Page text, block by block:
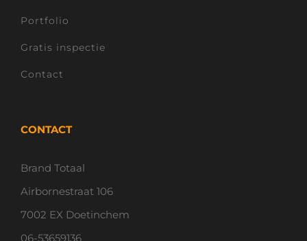
Portfolio
Gratis inspectie
Contact
CONTACT
Brand Totaal
Airbornestraat 106
7002 EX Doetinchem
06-53659136